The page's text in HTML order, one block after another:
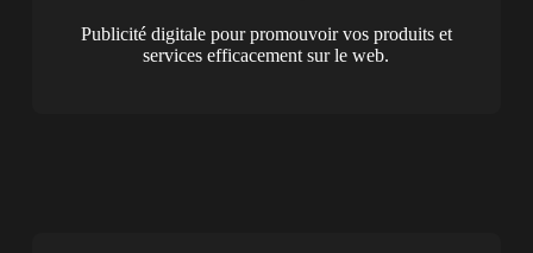
Publicité digitale pour promouvoir vos produits et
services efficacement sur le web.